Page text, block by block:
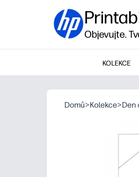
Objevujte.
KOLEKCE
Domů>Kolekce>Den